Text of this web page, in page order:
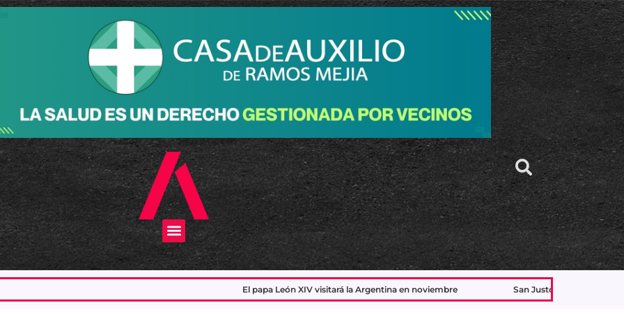
Menu
El papa León XIV visitará la Argentina en noviembre San Justo: detienen a uno de los acusados de matar